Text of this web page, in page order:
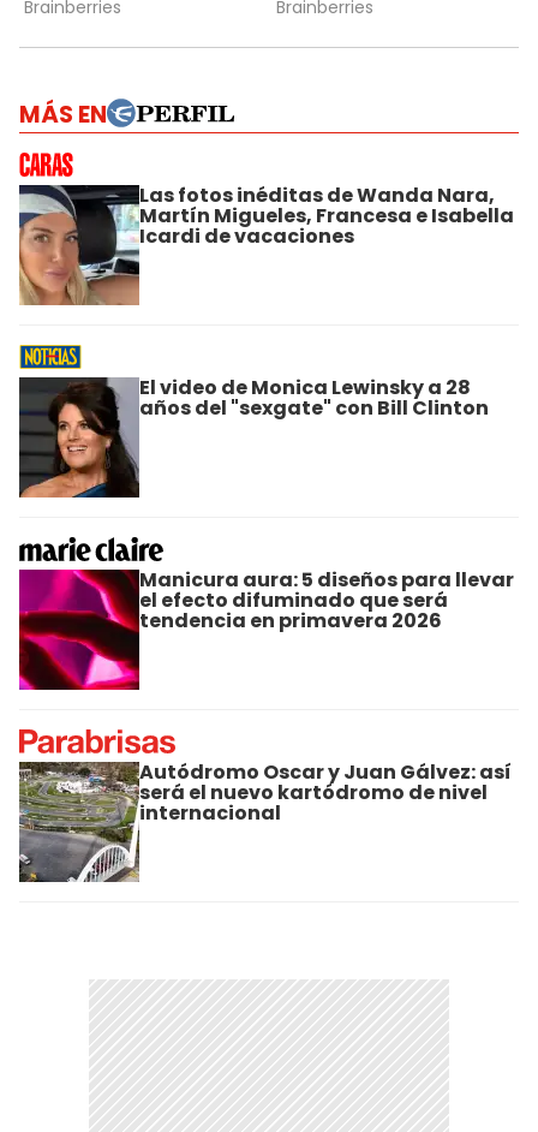
MÁS EN
Las fotos inéditas de Wanda Nara,
Martín Migueles, Francesa e Isabella
Icardi de vacaciones
El video de Monica Lewinsky a 28
años del "sexgate" con Bill Clinton
Manicura aura: 5 diseños para llevar
el efecto difuminado que será
tendencia en primavera 2026
Autódromo Oscar y Juan Gálvez: así
será el nuevo kartódromo de nivel
internacional